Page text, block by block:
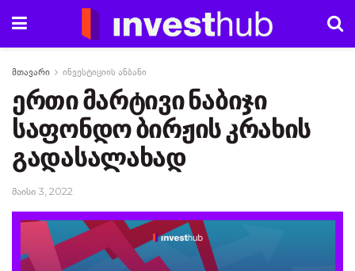
მთავარი ინვესტიციის ანბანი
ერთი მარტივი ნაბიჯი
საფონდო ბირჟის კრახის
გადასალახად
მაისი 3, 2022